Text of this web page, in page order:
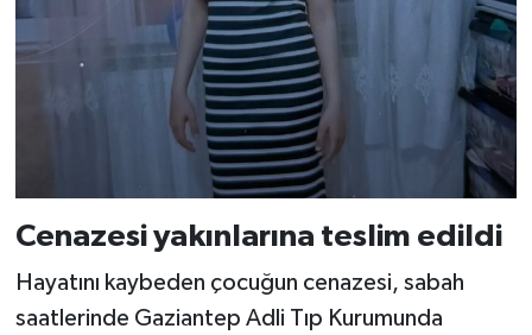
Cenazesi yakınlarına teslim edildi
Hayatını kaybeden çocuğun cenazesi, sabah
saatlerinde Gaziantep Adli Tıp Kurumunda